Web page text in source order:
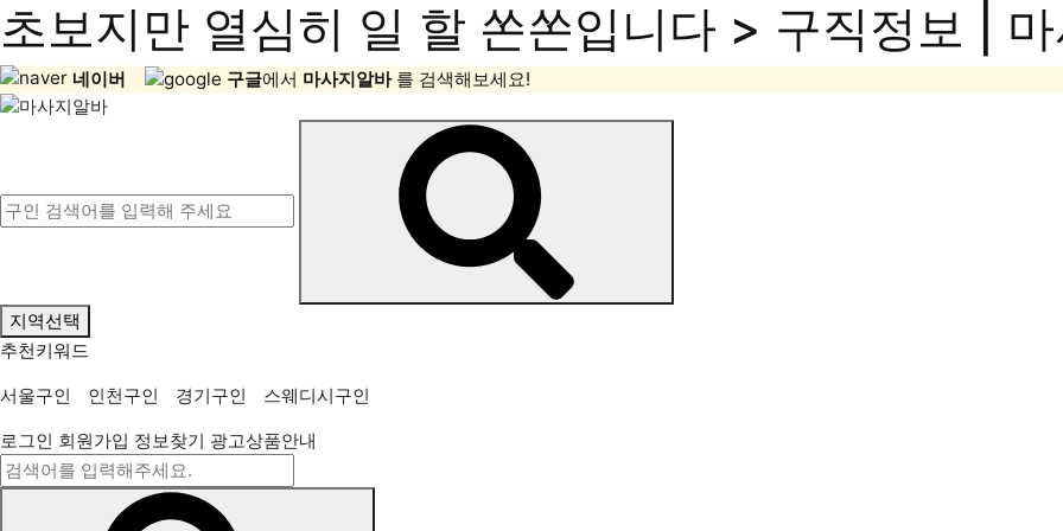
초보지만 열심히 일 할 쏜쏜입니다 > 구직정보 |
네이버 구글에서 마사지알바 를 검색해보세요!
지역선택
추천키워드
서울구인
인천구인 경기구인
스웨디시구인
로그인 회원가입 정보찾기 광고상품안내